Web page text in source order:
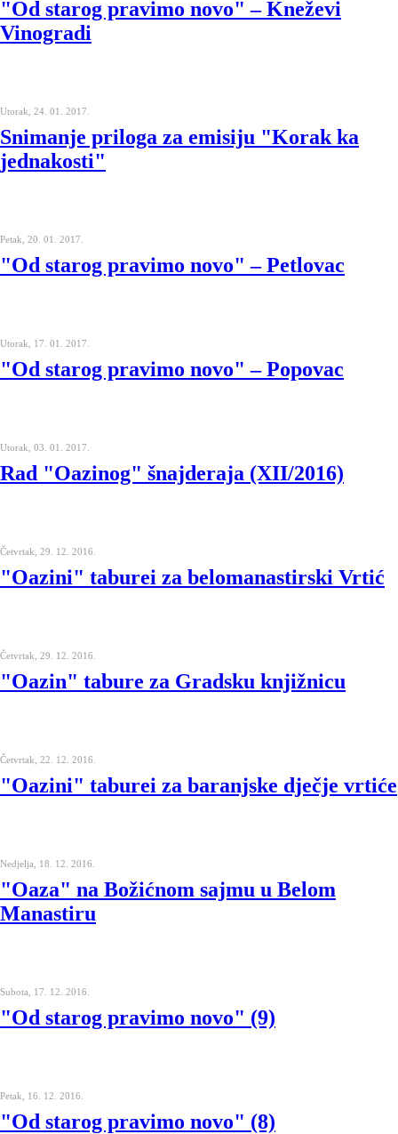
"Od starog pravimo novo" – Kneževi
Vinogradi
Utorak, 24. 01. 2017.
Snimanje priloga za emisiju "Korak ka
jednakosti"
Petak, 20. 01. 2017.
"Od starog pravimo novo" – Petlovac
Utorak, 17. 01. 2017.
"Od starog pravimo novo" – Popovac
Utorak, 03. 01. 2017.
Rad "Oazinog" šnajderaja (XII/2016)
Četvrtak, 29. 12. 2016.
"Oazini" taburei za belomanastirski Vrtić
Četvrtak, 29. 12. 2016.
"Oazin" tabure za Gradsku knjižnicu
Četvrtak, 22. 12. 2016.
"Oazini" taburei za baranjske dječje vrtiće
Nedjelja, 18. 12. 2016.
"Oaza" na Božićnom sajmu u Belom
Manastiru
Subota, 17. 12. 2016.
"Od starog pravimo novo" (9)
Petak, 16. 12. 2016.
"Od starog pravimo novo" (8)